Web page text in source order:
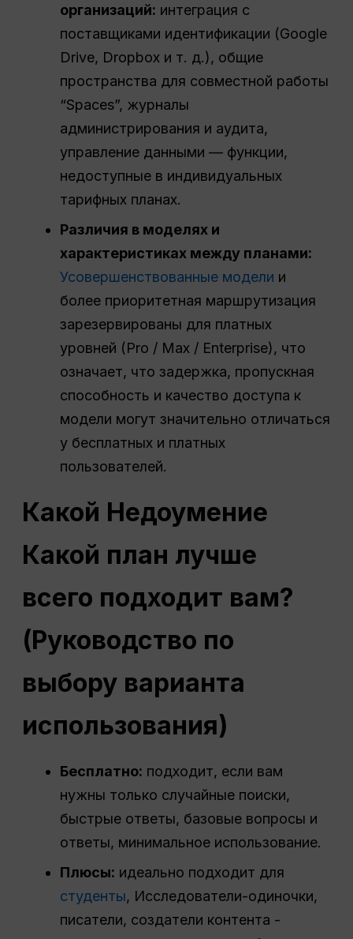
организаций: интеграция с
поставщиками идентификации (Google
Drive, Dropbox и т. д.), общие
пространства для совместной работы
“Spaces”, журналы
администрирования и аудита,
управление данными — функции,
недоступные в индивидуальных
тарифных планах.
Различия в моделях и
характеристиках между планами:
Усовершенствованные модели и
более приоритетная маршрутизация
зарезервированы для платных
уровней (Pro / Max / Enterprise), что
означает, что задержка, пропускная
способность и качество доступа к
модели могут значительно отличаться
у бесплатных и платных
пользователей.
Какой Недоумение
Какой план лучше
всего подходит вам?
(Руководство по
выбору варианта
использования)
Бесплатно: подходит, если вам
нужны только случайные поиски,
быстрые ответы, базовые вопросы и
ответы, минимальное использование.
Плюсы: идеально подходит для
студенты, Исследователи-одиночки,
писатели, создатели контента -